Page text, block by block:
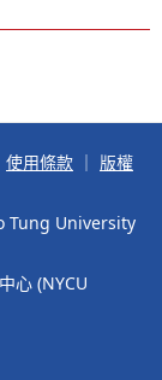
使用條款
版權
Tung University
心 (NYCU